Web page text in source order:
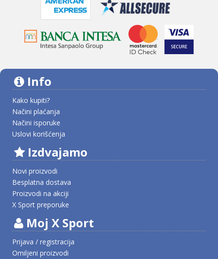
Info
Kako kupiti?
Načini plaćanja
Načini isporuke
Uslovi korišćenja
Izdvajamo
Novi proizvodi
Besplatna dostava
Proizvodi na akciji
X Sport preporuke
Moj X Sport
Prijava / registracija
Omiljeni proizvodi